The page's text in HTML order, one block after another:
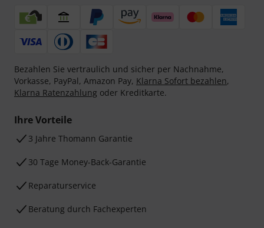
Bezahlen Sie vertraulich und sicher per Nachnahme,
Vorkasse, PayPal, Amazon Pay, Klarna Sofort bezahlen,
Klarna Ratenzahlung oder Kreditkarte.
Ihre Vorteile
3 Jahre Thomann Garantie
30 Tage Money-Back-Garantie
Reparaturservice
Beratung durch Fachexperten